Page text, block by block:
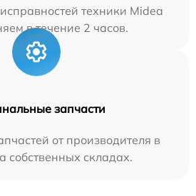
техники Midea
в течение 2 часов.
запчасти
от производителя в
собственных складах.